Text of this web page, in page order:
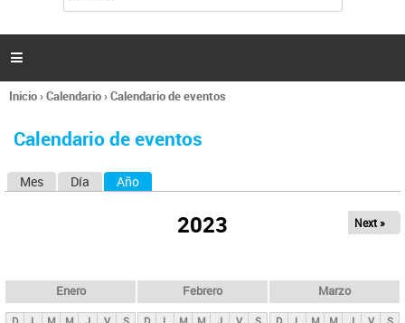
l
d
s

Se
usted
Inicio›Calendario›Calendario de eventos
Calendario de eventos
s
Mes Día Año
2023 Next »
Enero Febrero Marzo